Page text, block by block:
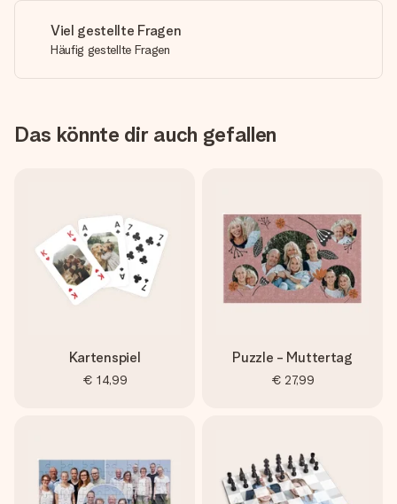
Viel gestellte Fragen
Häufig gestellte Fragen
Das könnte dir auch gefallen
Kartenspiel
€ 14,99
Puzzle - Muttertag
€ 27,99